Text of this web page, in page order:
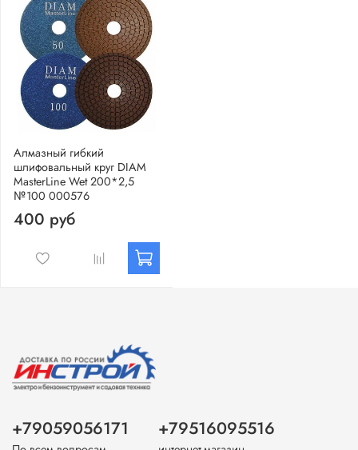
Алмазный гибкий
шлифовальный круг DIAM
MasterLine Wet 200*2,5
№100 000576
400 руб
+79059056171 +79516095516